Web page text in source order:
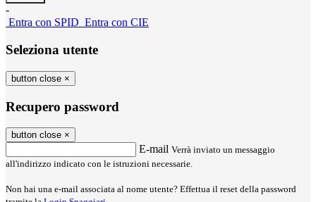
-
Entra con SPID Entra con CIE
Seleziona utente
button close ×
Recupero password
button close ×
E-mail Verrà inviato un messaggio
all'indirizzo indicato con le istruzioni necessarie.
Non hai una e-mail associata al nome utente? Effettua il reset della password